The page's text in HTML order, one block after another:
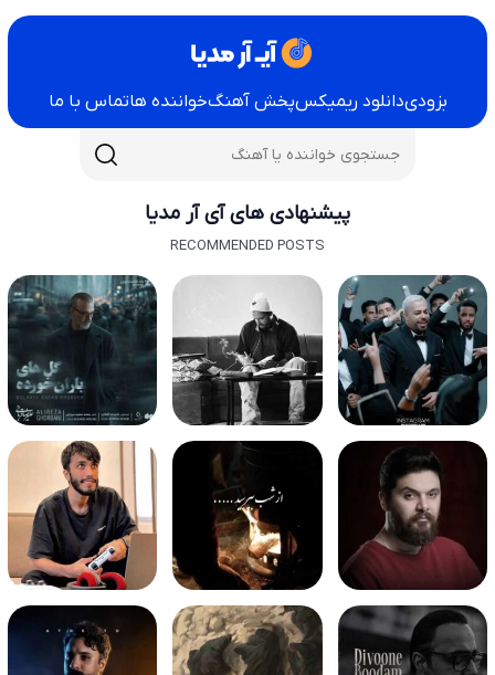
بزودیدانلود ریمیکسپخش آهنگخواننده هاتماس با ما
پیشنهادی های آی آر مدیا
RECOMMENDED POSTS